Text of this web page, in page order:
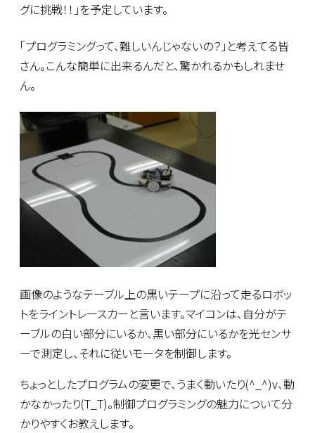
グに挑戦！！」を予定しています。
「プログラミングって、難しいんじゃないの？」と考えてる皆
さん。こんな簡単に出来るんだと、驚かれるかもしれませ
ん。
画像のようなテーブル上の黒いテープに沿って走るロボッ
トをライントレースカーと言います。マイコンは、自分がテ
ーブルの白い部分にいるか、黒い部分にいるかを光センサ
ーで測定し、それに従いモータを制御します。
ちょっとしたプログラムの変更で、うまく動いたり(^_^)v、動
かなかったり(T_T)。制御プログラミングの魅力について分
かりやすくお教えします。